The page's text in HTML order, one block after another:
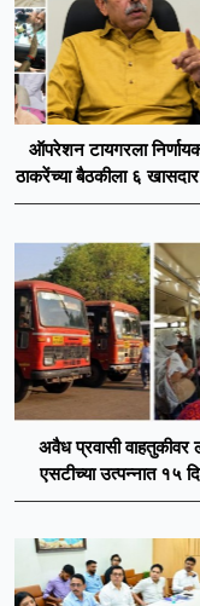
ऑपरेशन टायगरला
ठाकरेंच्या बैठकीला ६
थेट शिंदे सेनेत विलीन
अवैध प्रवासी वाहतुकीवर
एसटीच्या उत्पन्नात १५
४३.८३ कोटींची वाढ!